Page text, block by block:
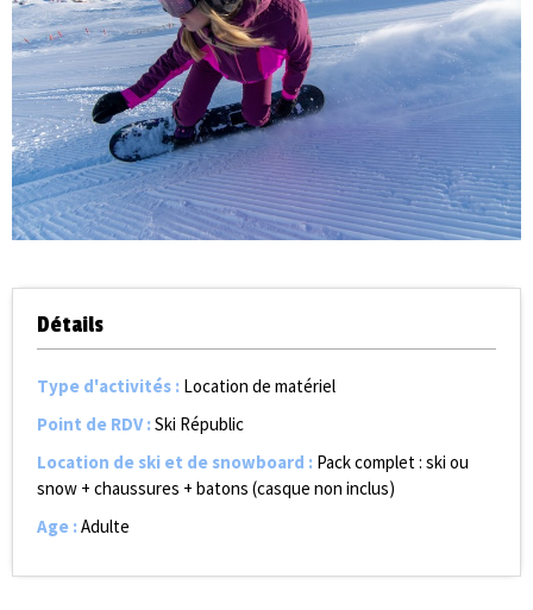
Détails
Type d'activités : Location de matériel
Point de RDV:Ski Républic
Location de ski et de snowboard : Pack complet : ski ou
snow + chaussures + batons (casque non inclus)
Age :Adulte